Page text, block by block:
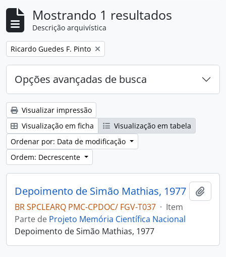
Mostrando 1 resultados
Descrição arquivística
Remover filtro:
Ricardo Guedes F. Pinto
Opções avançadas de busca
Visualizar impressão
Visualização em ficha
Visualização em tabela
Ordenar por: Data de modificação
Ordem: Decrescente
Depoimento de Simão Mathias, 1977
BR SPCLEARQ PMC-CPDOC/ FGV-T037 · Item
Parte de Projeto Memória Científica Nacional
Depoimento de Simão Mathias, 1977